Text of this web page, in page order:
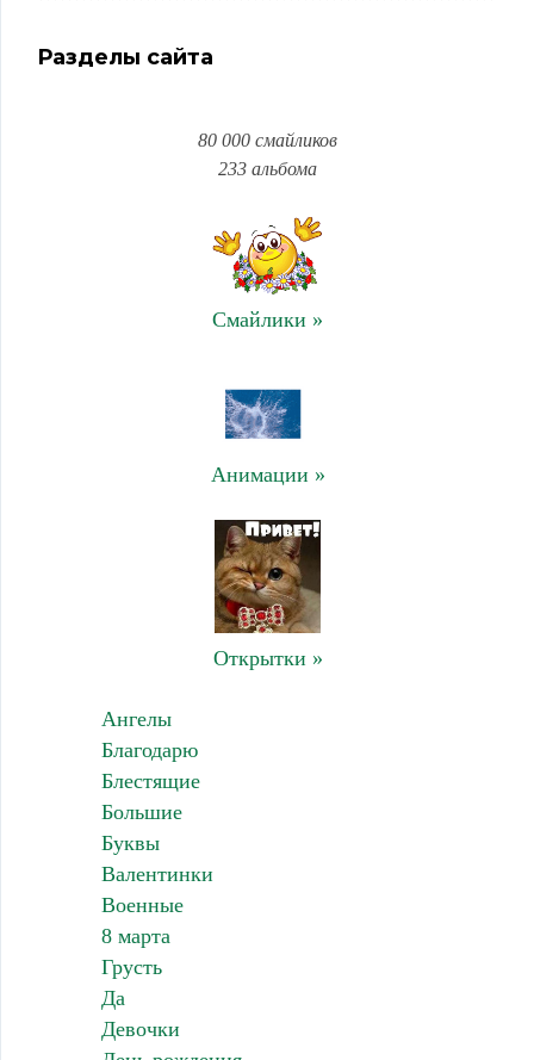
Разделы сайта
80 000 смайликов
233 альбома
Смайлики »
Анимации »
Открытки »
Ангелы
Благодарю
Блестящие
Большие
Буквы
Валентинки
Военные
8 марта
Грусть
Да
Девочки